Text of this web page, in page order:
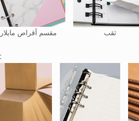
مقسم أقراص مايلار ثقب